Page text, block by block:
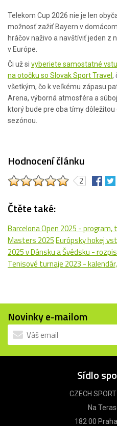
Telekom Cup 2026 nie je len
možnosť zažiť Bayern v
hráčov naživo a navštíviť jeden z
v Európe.
Či už si vyberiete samostatné
na otočku so Slovak Sport Travel ,
všetkým, čo k veľkému zápasu
Arena, výborná atmosféra a súboj
ktorý bude pre oba tímy
sezónou.
Hodnocení článku
2
Čtěte také:
Barcelona Open 2025 - program,
Masters 2025Európsky hokej
2025 v Dánsku a Švédsku -
Tenisové turnaje 2023 -
Novinky e-mailom
Sídlo
CZECH
Na
182 00